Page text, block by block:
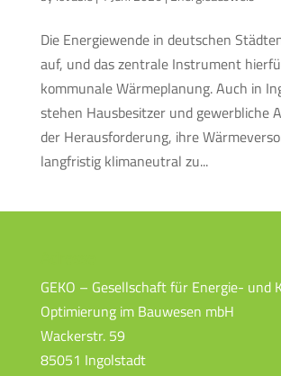
Die Energiewende in deutschen
auf, und das zentrale Instrument
kommunale Wärmeplanung. Auch in
stehen Hausbesitzer und gewerbliche
der Herausforderung, ihre
langfristig klimaneutral zu...
GEKO – Gesellschaft für Energie- und
Optimierung im Bauwesen mbH
Wackerstr. 59
85051 Ingolstadt